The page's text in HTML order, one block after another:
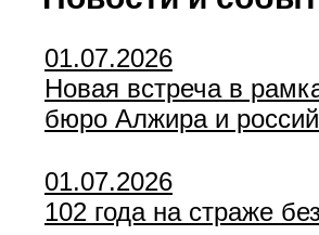
01.07.2026
Новая встреча в
бюро Алжира и
01.07.2026
102 года на страже